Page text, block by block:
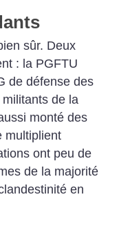
sûr. Deux
: la PGFTU
de défense des
de la
monté des
multiplient
ont peu de
de la majorité
en